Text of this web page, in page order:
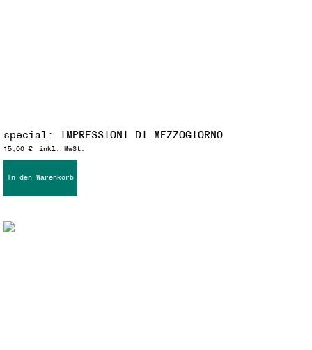
special: IMPRESSIONI DI MEZZOGIORNO
15,00€ inkl. MwSt.
In den Warenkorb